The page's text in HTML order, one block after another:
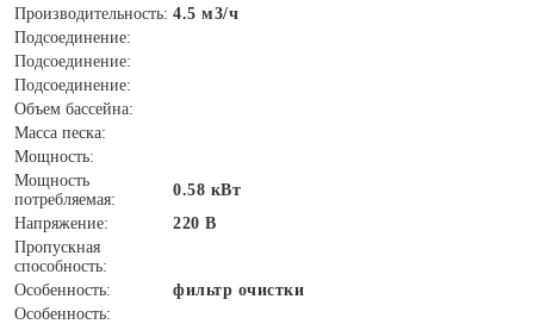
Производительность: 4.5 м3/ч
Подсоединение:
Подсоединение:
Подсоединение:
Объем бассейна:
Масса песка:
Мощность:
Мощность
потребляемая:
0.58 кВт
Напряжение:
220 В
Пропускная
способность:
Особенность:
фильтр очистки
Особенность: